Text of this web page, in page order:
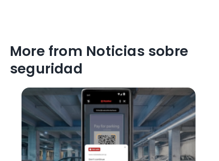
More from Noticias sobre
seguridad